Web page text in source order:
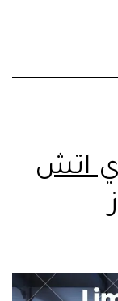
اتش